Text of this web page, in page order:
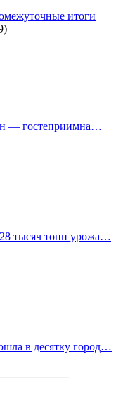
итоги
— гостеприимна…
тысяч тонн урожа…
в десятку город…